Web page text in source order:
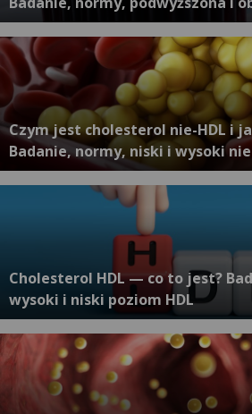
Czym jest cholesterol nie-HDL i
Badanie, normy, niski i wysoki
Cholesterol HDL — co to jest?
wysoki i niski poziom HDL